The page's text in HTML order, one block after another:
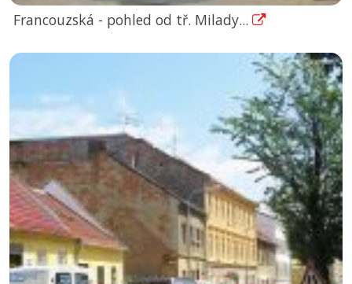
Francouzská - pohled od tř. Milady...